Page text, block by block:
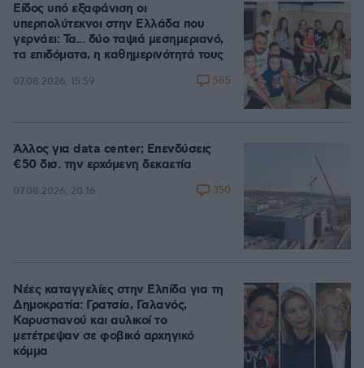
Είδος υπό εξαφάνιση οι
υπερπολύτεκνοι στην Ελλάδα που
γερνάει: Τα... δύο ταψιά μεσημεριανό,
τα επιδόματα, η καθημερινότητά τους
07.08.2026, 15:59 585
Άλλος για data center; Επενδύσεις
€50 δισ. την ερχόμενη δεκαετία
07.08.2026, 20:16 350
Νέες καταγγελίες στην Ελπίδα για τη
Δημοκρατία: Γρατσία, Γαλανός,
Καρυστιανού και αυλικοί το
μετέτρεψαν σε φοβικό αρχηγικό
κόμμα